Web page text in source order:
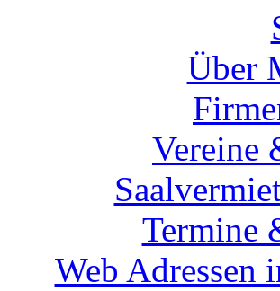
Über
Vereine
Termine
Web Adressen